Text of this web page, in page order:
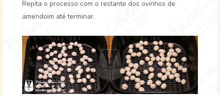
Repita o processo com o restante dos ovinhos de
amendoim até terminar.